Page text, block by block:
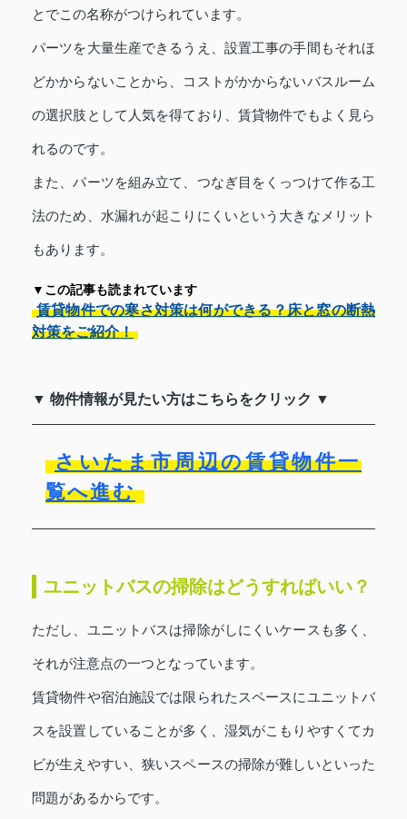
とでこの名称がつけられています。
パーツを大量生産できるうえ、設置工事の手間もそれほ
どかからないことから、コストがかからないバスルーム
の選択肢として人気を得ており、賃貸物件でもよく見ら
れるのです。
また、パーツを組み立て、つなぎ目をくっつけて作る工
法のため、水漏れが起こりにくいという大きなメリット
もあります。
▼この記事も読まれています
賃貸物件での寒さ対策は何ができる？床と窓の断熱
対策をご紹介！
▼ 物件情報が見たい方はこちらをクリック ▼
さいたま市周辺の賃貸物件一
覧へ進む
ユニットバスの掃除はどうすればいい？
ただし、ユニットバスは掃除がしにくいケースも多く、
それが注意点の一つとなっています。
賃貸物件や宿泊施設では限られたスペースにユニットバ
スを設置していることが多く、湿気がこもりやすくてカ
ビが生えやすい、狭いスペースの掃除が難しいといった
問題があるからです。